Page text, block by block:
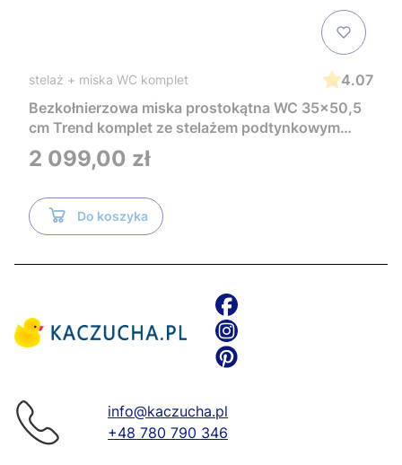
stelaż + miska WC komplet
4.07
Bezkołnierzowa miska prostokątna WC 35x50,5
cm Trend komplet ze stelażem podtynkowym
Tece i czarnym przyciskiem TeceNow
TR2216+Tece
Cena
2 099,00 zł
Do koszyka
info@kaczucha.pl
+48 780 790 346